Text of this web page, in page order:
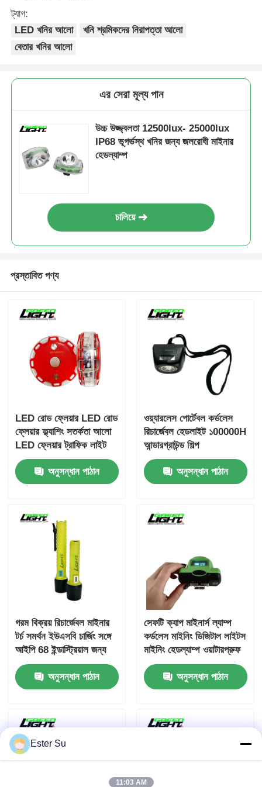
ট্যাগ:
LED খনির আলো
খনি শ্রমিকদের নিরাপত্তা আলো
বেতার খনির আলো
এর সেরা মূল্য পান
উচ্চ উজ্জ্বলতা 12500lux- 25000lux
IP68 ভূগর্ভস্থ খনির জন্য জলরোধী মাইনার
হেডল্যাম্প
চালিয়ে
প্রস্তাবিত পণ্য
LED রোড ফ্লেয়ার LED রোড
ফ্লেয়ার ফ্ল্যাশিং সতর্কতা আলো
LED ফ্লেয়ার ট্রাফিক লাইট
রোড সতর্কতা আলো
অনুসন্ধান পাঠান
ওয়্যারলেস পোর্টেবল কর্ডলেস
রিচার্জেবল হেডলাইট ১00000H
আন্ডারগ্রাউন্ড শিল্প
অ্যাপ্লিকেশনগুলির জন্য
অনুসন্ধান পাঠান
গরম বিক্রয় রিচার্জেবল মাইনার
টর্চ সমর্থন ইউএসবি চার্জিং সঙ্গে
আইপি 68 ইন্ডাস্ট্রিয়াল জন্য
চৌম্বকীয় চার্জিং পোর্ট
অনুসন্ধান পাঠান
সেফটি ক্যাপ মাইনার্স ল্যাম্প
কর্ডলেস মাইনিং ডিজিটাল লাইটস
মাইনিং হেডল্যাম্প ওয়াটারপ্রুফ
রিচার্জেবল হেডল্যাম্প
অনুসন্ধান পাঠান
Ester Su
11:03 AM